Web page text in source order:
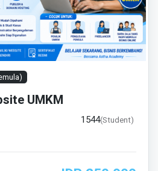
UMKM
1544(Student)